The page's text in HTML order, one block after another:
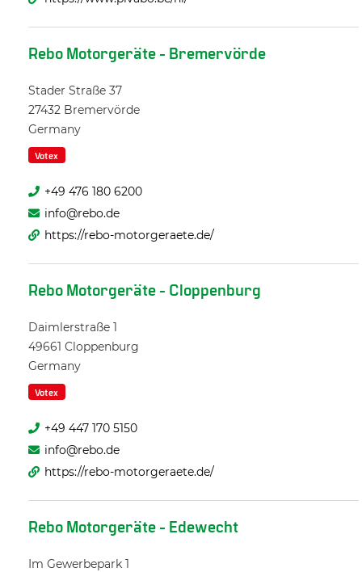
Rebo Motorgeräte - Bremervörde
Stader Straße 37
27432 Bremervörde
Germany
Votex
+49 476 180 6200
info@rebo.de
https://rebo-motorgeraete.de/
Rebo Motorgeräte - Cloppenburg
Daimlerstraße 1
49661 Cloppenburg
Germany
Votex
+49 447 170 5150
info@rebo.de
https://rebo-motorgeraete.de/
Rebo Motorgeräte - Edewecht
Im Gewerbepark 1